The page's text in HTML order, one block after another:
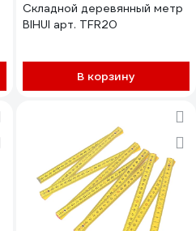
Складной деревянный метр
BIHUI арт. TFR20
В корзину